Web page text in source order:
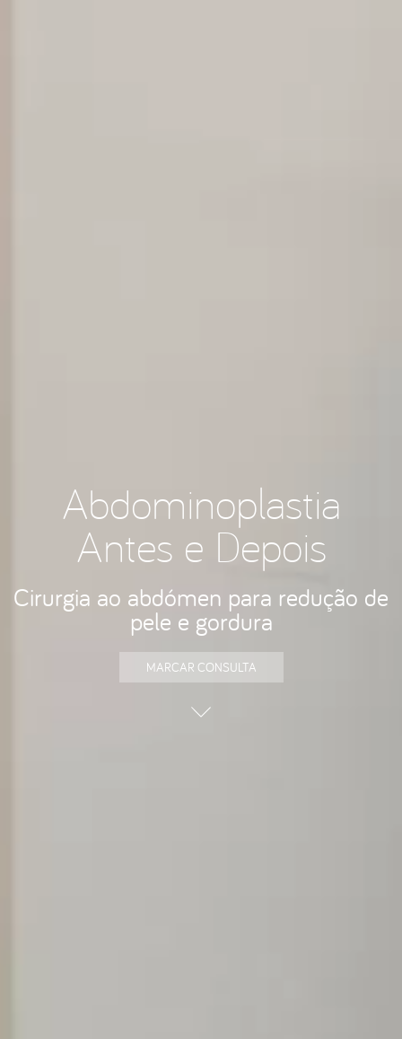
Abdominoplastia
Antes e Depois
Cirurgia ao abdómen para redução de
pele e gordura
MARCAR CONSULTA